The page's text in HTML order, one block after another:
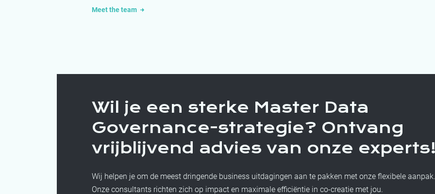
Meet the team
Wil je een sterke Master Data
Governance-strategie? Ontvang
vrijblijvend advies van onze experts!
Wij helpen je om de meest dringende business uitdagingen aan te pakken met onze flexibele aanpak.
Onze consultants richten zich op impact en maximale efficiëntie in co-creatie met jou.